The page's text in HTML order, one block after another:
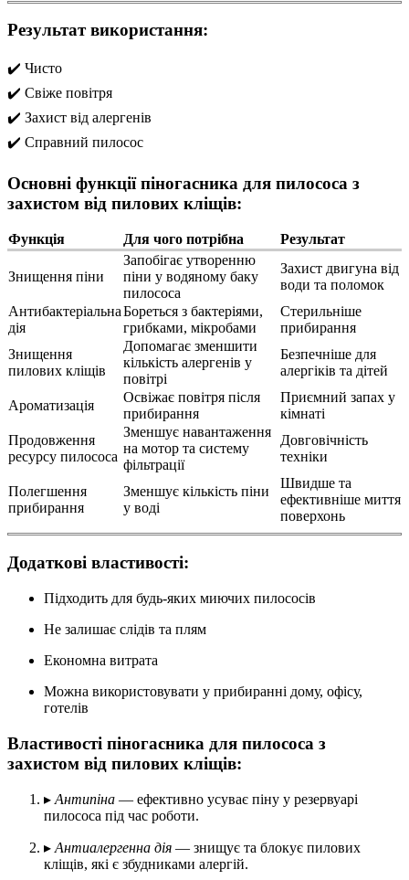
Результат використання:
✔️ Чисто
✔️ Свіже повітря
✔️ Захист від алергенів
✔️ Справний пилосос
Основні функції піногасника для пилососа з
захистом від пилових кліщів:
Функція Для чого потрібна Результат
Знищення піни
Запобігає утворенню
піни у водяному баку
пилососа
Захист двигуна від
води та поломок
Антибактеріальна
дія
Бореться з бактеріями,
грибками, мікробами
Стерильніше
прибирання
Знищення
пилових кліщів
Допомагає зменшити
кількість алергенів у
повітрі
Безпечніше для
алергіків та дітей
Ароматизація
Освіжає повітря після
прибирання
Приємний запах у
кімнаті
Продовження
ресурсу пилососа
Зменшує навантаження
на мотор та систему
фільтрації
Довговічність
техніки
Полегшення
прибирання
Зменшує кількість піни
у воді
Швидше та
ефективніше миття
поверхонь
Додаткові властивості:
Підходить для будь-яких миючих пилососів
Не залишає слідів та плям
Економна витрата
Можна використовувати у прибиранні дому, офісу,
готелів
Властивості піногасника для пилососа з
захистом від пилових кліщів:
▸ Антипіна — ефективно усуває піну у резервуарі
пилососа під час роботи.
▸ Антиалергенна дія — знищує та блокує пилових
кліщів, які є збудниками алергій.